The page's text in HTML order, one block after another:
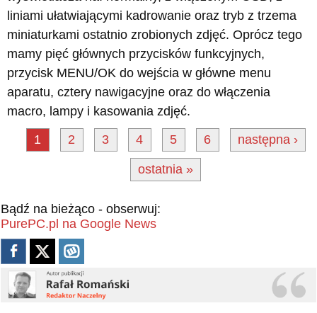
liniami ułatwiającymi kadrowanie oraz tryb z trzema
miniaturkami ostatnio zrobionych zdjęć. Oprócz tego
mamy pięć głównych przycisków funkcyjnych,
przycisk MENU/OK do wejścia w główne menu
aparatu, cztery nawigacyjne oraz do włączenia
macro, lampy i kasowania zdjęć.
1
2 3 4 5 6 następna ›
ostatnia »
Bądź na bieżąco - obserwuj:
PurePC.pl na Google News